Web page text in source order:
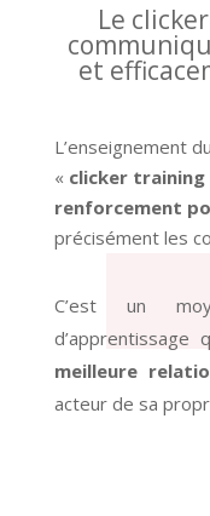
Le
et
L’enseignement
« clicker training
renforcement
précisément les
C’est un
d’apprentissage
meilleure
acteur de sa